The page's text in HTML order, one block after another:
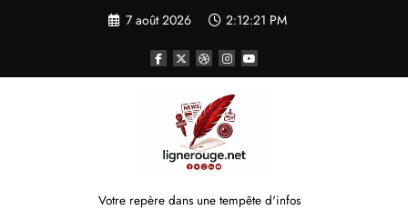
7 août 2026 2:12:21 PM
Votre repère dans une tempête d'infos